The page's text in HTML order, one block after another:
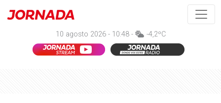
10 agosto 2026 - 10:48 - -4,2ºC